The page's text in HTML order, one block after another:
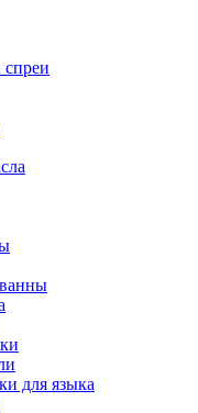
спреи
для языка